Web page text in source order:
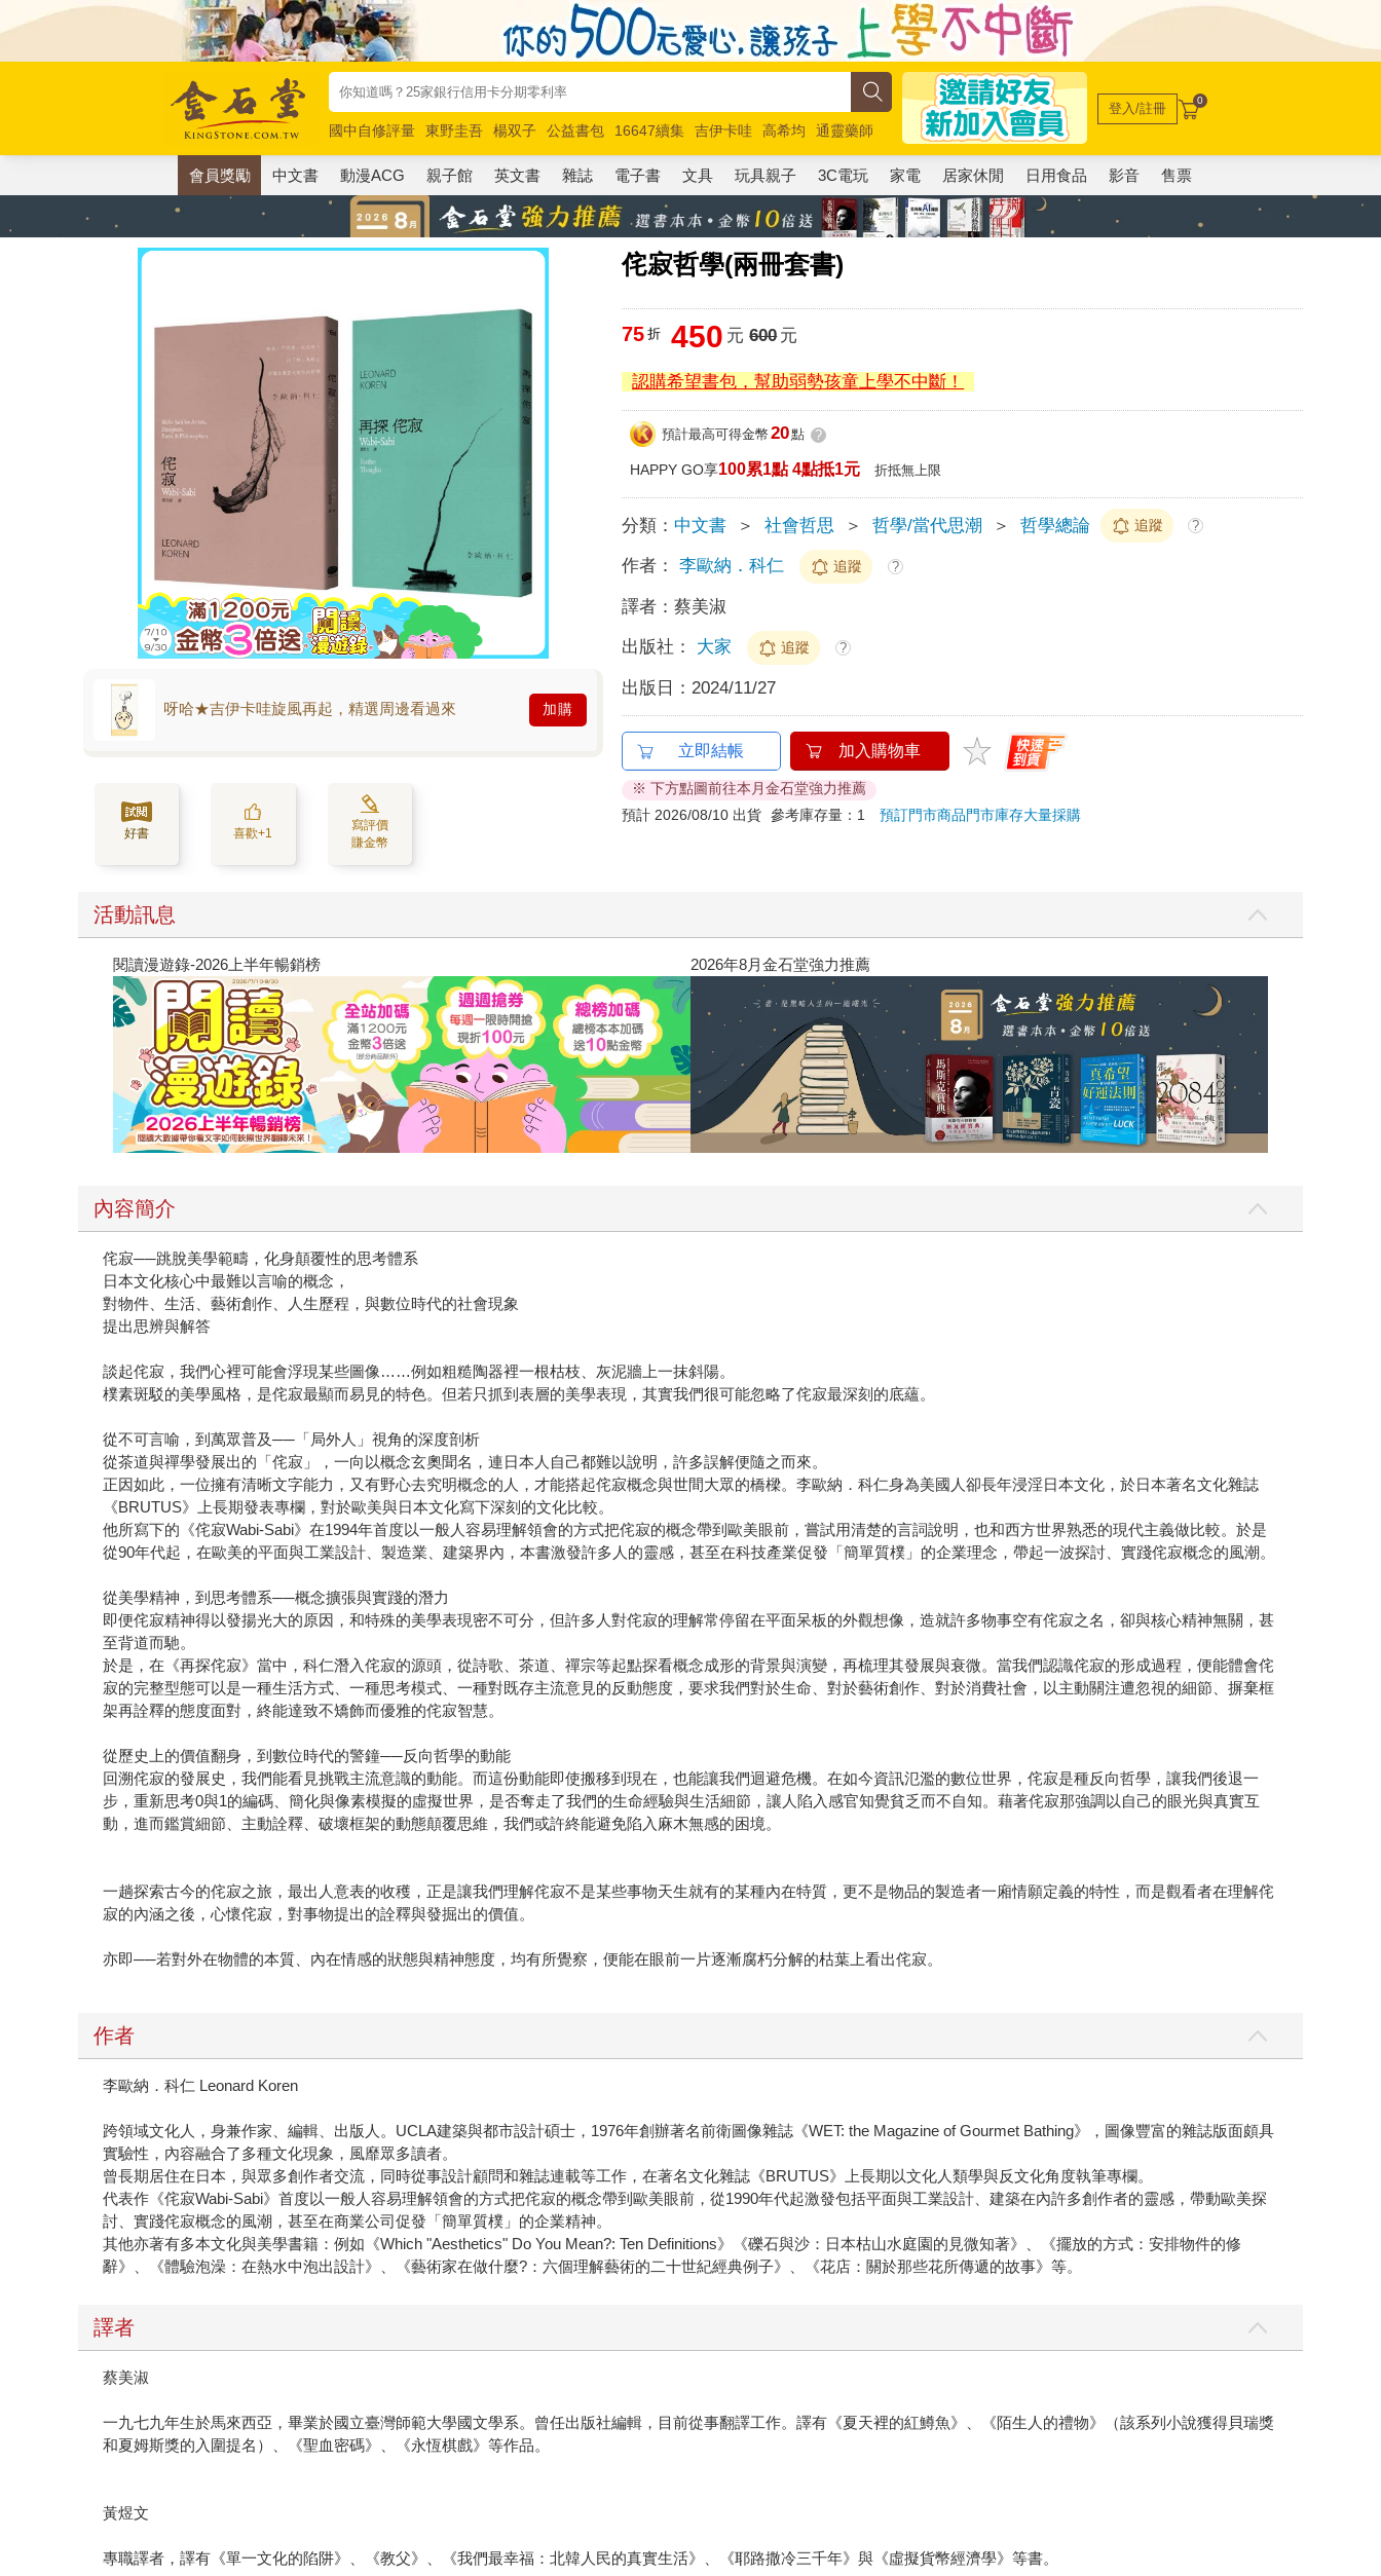
國中自修評量 東野圭吾 楊双子 公益書包 16647續集 吉伊卡哇 高希均
通靈藥師
唯紅花綻放
奧德賽 路邊攤新作 馬斯克 玩具總動員5 超慢跑
登入/註冊 0
會員獎勵 中文書 動漫ACG 親子館 英文書 雜誌 電子書 文具 玩具親子 3C電玩 家電 居家休閒 日用食品 影音 售票
侘寂哲學(兩冊套書)
呀哈★吉伊卡哇旋風再起，精選周邊看過來 加購
好書 喜歡+1
寫評價
賺金幣
75 折 450 元 600元
認購希望書包，幫助弱勢孩童上學不中斷！
預計最高可得金幣 20點 ?
HAPPY GO享100累1點 4點抵1元 折抵無上限
分類： 中文書 ＞ 社會哲思 ＞ 哲學/當代思潮 ＞ 哲學總論 追蹤 ?
作者： 李歐納．科仁 追蹤 ?
譯者：蔡美淑
出版社： 大家 追蹤 ?
出版日： 2024/11/27
立即結帳 加入購物車
※ 下方點圖前往本月金石堂強力推薦
預計 2026/08/10 出貨 參考庫存量：1預訂門市商品門市庫存大量採購
活動訊息
閱讀漫遊錄-2026上半年暢銷榜 2026年8月金石堂強力推薦
內容簡介
侘寂──跳脫美學範疇，化身顛覆性的思考體系
日本文化核心中最難以言喻的概念，
對物件、生活、藝術創作、人生歷程，與數位時代的社會現象
提出思辨與解答
談起侘寂，我們心裡可能會浮現某些圖像……例如粗糙陶器裡一根枯枝、灰泥牆上一抹斜陽。
樸素斑駁的美學風格，是侘寂最顯而易見的特色。但若只抓到表層的美學表現，其實我們很可能忽略了侘寂最深刻的底蘊。
從不可言喻，到萬眾普及──「局外人」視角的深度剖析
從茶道與禪學發展出的「侘寂」，一向以概念玄奧聞名，連日本人自己都難以說明，許多誤解便隨之而來。
正因如此，一位擁有清晰文字能力，又有野心去究明概念的人，才能搭起侘寂概念與世間大眾的橋樑。李歐納．科仁身為美國人卻長年浸淫日本文化，於日本著名文化雜誌
《BRUTUS》上長期發表專欄，對於歐美與日本文化寫下深刻的文化比較。
他所寫下的《侘寂Wabi-Sabi》在1994年首度以一般人容易理解領會的方式把侘寂的概念帶到歐美眼前，嘗試用清楚的言詞說明，也和西方世界熟悉的現代主義做比較。於是
從90年代起，在歐美的平面與工業設計、製造業、建築界內，本書激發許多人的靈感，甚至在科技產業促發「簡單質樸」的企業理念，帶起一波探討、實踐侘寂概念的風潮。
從美學精神，到思考體系──概念擴張與實踐的潛力
即便侘寂精神得以發揚光大的原因，和特殊的美學表現密不可分，但許多人對侘寂的理解常停留在平面呆板的外觀想像，造就許多物事空有侘寂之名，卻與核心精神無關，甚
至背道而馳。
於是，在《再探侘寂》當中，科仁潛入侘寂的源頭，從詩歌、茶道、禪宗等起點探看概念成形的背景與演變，再梳理其發展與衰微。當我們認識侘寂的形成過程，便能體會侘
寂的完整型態可以是一種生活方式、一種思考模式、一種對既存主流意見的反動態度，要求我們對於生命、對於藝術創作、對於消費社會，以主動關注遭忽視的細節、摒棄框
架再詮釋的態度面對，終能達致不矯飾而優雅的侘寂智慧。
從歷史上的價值翻身，到數位時代的警鐘──反向哲學的動能
回溯侘寂的發展史，我們能看見挑戰主流意識的動能。而這份動能即使搬移到現在，也能讓我們迴避危機。在如今資訊氾濫的數位世界，侘寂是種反向哲學，讓我們後退一
步，重新思考0與1的編碼、簡化與像素模擬的虛擬世界，是否奪走了我們的生命經驗與生活細節，讓人陷入感官知覺貧乏而不自知。藉著侘寂那強調以自己的眼光與真實互
動，進而鑑賞細節、主動詮釋、破壞框架的動態顛覆思維，我們或許終能避免陷入麻木無感的困境。
一趟探索古今的侘寂之旅，最出人意表的收穫，正是讓我們理解侘寂不是某些事物天生就有的某種內在特質，更不是物品的製造者一廂情願定義的特性，而是觀看者在理解侘
寂的內涵之後，心懷侘寂，對事物提出的詮釋與發掘出的價值。
亦即──若對外在物體的本質、內在情感的狀態與精神態度，均有所覺察，便能在眼前一片逐漸腐朽分解的枯葉上看出侘寂。
作者
李歐納．科仁 Leonard Koren
跨領域文化人，身兼作家、編輯、出版人。UCLA建築與都市設計碩士，1976年創辦著名前衛圖像雜誌《WET: the Magazine of Gourmet Bathing》，圖像豐富的雜誌版面頗具
實驗性，內容融合了多種文化現象，風靡眾多讀者。
曾長期居住在日本，與眾多創作者交流，同時從事設計顧問和雜誌連載等工作，在著名文化雜誌《BRUTUS》上長期以文化人類學與反文化角度執筆專欄。
代表作《侘寂Wabi-Sabi》首度以一般人容易理解領會的方式把侘寂的概念帶到歐美眼前，從1990年代起激發包括平面與工業設計、建築在內許多創作者的靈感，帶動歐美探
討、實踐侘寂概念的風潮，甚至在商業公司促發「簡單質樸」的企業精神。
其他亦著有多本文化與美學書籍：例如《Which "Aesthetics" Do You Mean?: Ten Definitions》《礫石與沙：日本枯山水庭園的見微知著》、《擺放的方式：安排物件的修
辭》、《體驗泡澡：在熱水中泡出設計》、《藝術家在做什麼?：六個理解藝術的二十世紀經典例子》、《花店：關於那些花所傳遞的故事》等。
譯者
蔡美淑
一九七九年生於馬來西亞，畢業於國立臺灣師範大學國文學系。曾任出版社編輯，目前從事翻譯工作。譯有《夏天裡的紅鱒魚》、《陌生人的禮物》（該系列小說獲得貝瑞獎
和夏姆斯獎的入圍提名）、《聖血密碼》、《永恆棋戲》等作品。
黃煜文
專職譯者，譯有《單一文化的陷阱》、《教父》、《我們最幸福：北韓人民的真實生活》、《耶路撒冷三千年》與《虛擬貨幣經濟學》等書。